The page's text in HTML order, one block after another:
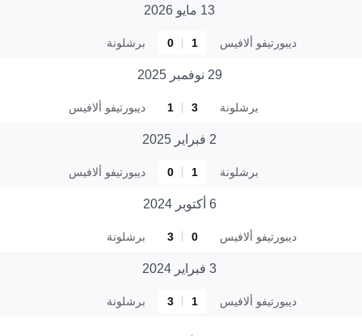
13 مايو 2026
ديبورتيفو ألافيس 1
0 برشلونة
29 نوفمبر 2025
برشلونة 3
1 ديبورتيفو ألافيس
2 فبراير 2025
برشلونة 1
0 ديبورتيفو ألافيس
6 أكتوبر 2024
ديبورتيفو ألافيس 0
3 برشلونة
3 فبراير 2024
ديبورتيفو ألافيس 1
3 برشلونة